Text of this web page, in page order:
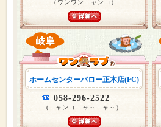
（ワンワンニャンコ）
ホームセンターバロー正木店(FC)
058-296-2522
(ニャンコニャ～ニャ～）